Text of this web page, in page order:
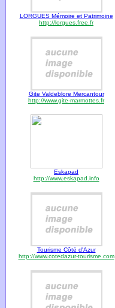
LORGUES Mémoire et Patrimoine
http://lorgues.free.fr
Gite Valdeblore Mercantour
http://www.gite-marmottes.fr
Eskapad
http://www.eskapad.info
Tourisme Côté d'Azur
http://www.cotedazur-tourisme.com